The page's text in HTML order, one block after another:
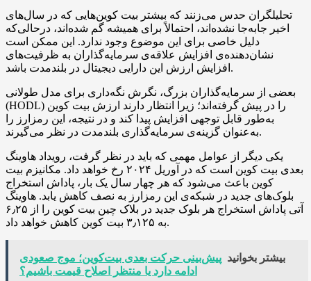
تحلیلگران حدس می‌زنند که بیشتر بیت کوین‌هایی که در سال‌های
اخیر جابه‌جا نشده‌اند، احتمالاً برای همیشه گم شده‌اند، درحالی‌که
دلیل خاصی برای این موضوع وجود ندارد. این ممکن است
نشان‌دهنده‌ی افزایش علاقه‌ی سرمایه‌گذاران به ظرفیت‌های
افزایش ارزش این دارایی دیجیتال در بلندمدت باشد.
بعضی از سرمایه‌گذاران بزرگ، نگرش نگه‌داری برای مدل طولانی
(HODL) را در پیش گرفته‌اند؛ زیرا انتظار دارند ارزش بیت کوین
به‌طور قابل توجهی افزایش پیدا کند و در نتیجه، این رمزارز را
به‌عنوان گزینه‌ی سرمایه‌گذاری بلندمدت در نظر می‌گیرند.
یکی دیگر از عوامل مهمی که باید در نظر گرفت، رویداد هاوینگ
بعدی بیت کوین است که در آوریل ۲۰۲۴ رخ خواهد داد. مکانیزم بیت
کوین باعث می‌شود که هر چهار سال یک‌ بار، پاداش استخراج
بلوک‌های جدید در شبکه‌ی این رمزارز به‌ نصف کاهش یابد. هاوینگ
آتی پاداش استخراج هر بلوک جدید در بلاک چین بیت کوین را از ۶٫۲۵
به ۳٫۱۲۵ بیت کوین کاهش خواهد داد.
بیشتر بخوانید پیش‌بینی حرکت بعدی بیت‌کوین؛ موج صعودی
ادامه دارد یا منتظر اصلاح قیمت باشیم؟